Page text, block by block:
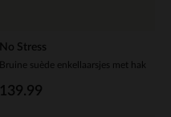
No Stress
Bruine suède enkellaarsjes met hak
139.99